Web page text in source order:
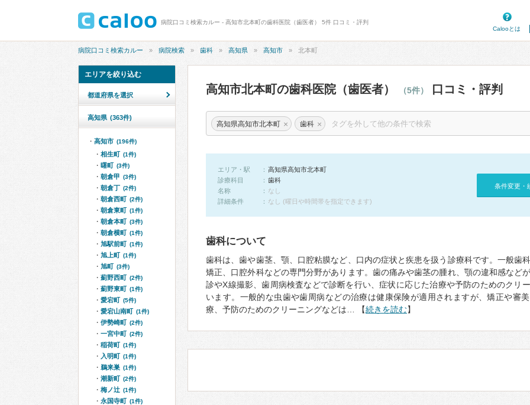
病院口コミ検索カルー - 高知市北本町の歯科医院（歯医者） 5件 口コミ・評判
Calooとは
病院口コミ検索カルー 病院検索 歯科 高知県 高知市 北本町
高知市北本町の歯科医院（歯医者） （5件） 口コミ・評判
高知県高知市北本町 × 歯科 ×
エリア・駅
高知県高知市北本町
診療科目
歯科
名称
なし
詳細条件
なし (曜日や時間帯を指定できます)
条件変更・
歯科について
歯科は、歯や歯茎、顎、口腔粘膜など、口内の症状と疾患を扱う診療科です。一般歯
矯正、口腔外科などの専門分野があります。歯の痛みや歯茎の腫れ、顎の違和感など
診やX線撮影、歯周病検査などで診断を行い、症状に応じた治療や予防のためのクリ
います。一般的な虫歯や歯周病などの治療は健康保険が適用されますが、矯正や審
療、予防のためのクリーニングなどは… 【続きを読む】
エリアを絞り込む
都道府県を選択
高知県 (363件)
高知市 (196件)
相生町 (1件)
曙町 (3件)
朝倉甲 (3件)
朝倉丁 (2件)
朝倉西町 (2件)
朝倉東町 (1件)
朝倉本町 (3件)
朝倉横町 (1件)
旭駅前町 (1件)
旭上町 (1件)
旭町 (3件)
薊野西町 (2件)
薊野東町 (1件)
愛宕町 (5件)
愛宕山南町 (1件)
伊勢崎町 (2件)
一宮中町 (2件)
稲荷町 (1件)
入明町 (1件)
鵜来巣 (1件)
潮新町 (2件)
梅ノ辻 (1件)
永国寺町 (1件)